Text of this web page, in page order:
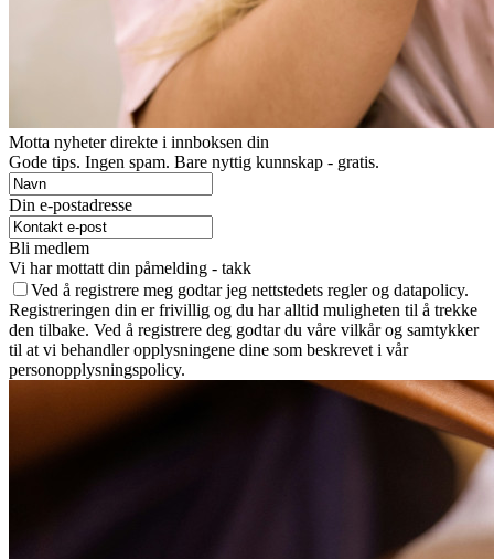
Motta nyheter direkte i innboksen din
Gode ​​tips. Ingen spam. Bare nyttig kunnskap - gratis.
Din e-postadresse
Bli medlem
Vi har mottatt din påmelding - takk
Ved å registrere meg godtar jeg nettstedets regler og datapolicy.
Registreringen din er frivillig og du har alltid muligheten til å trekke
den tilbake. Ved å registrere deg godtar du våre vilkår og samtykker
til at vi behandler opplysningene dine som beskrevet i vår
personopplysningspolicy.